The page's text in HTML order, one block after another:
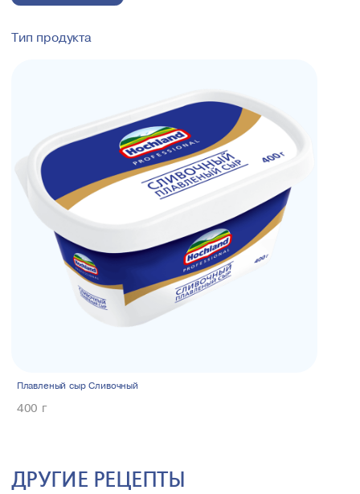
Тип продукта
Плавленый сыр Сливочный
400 г
ДРУГИЕ РЕЦЕПТЫ